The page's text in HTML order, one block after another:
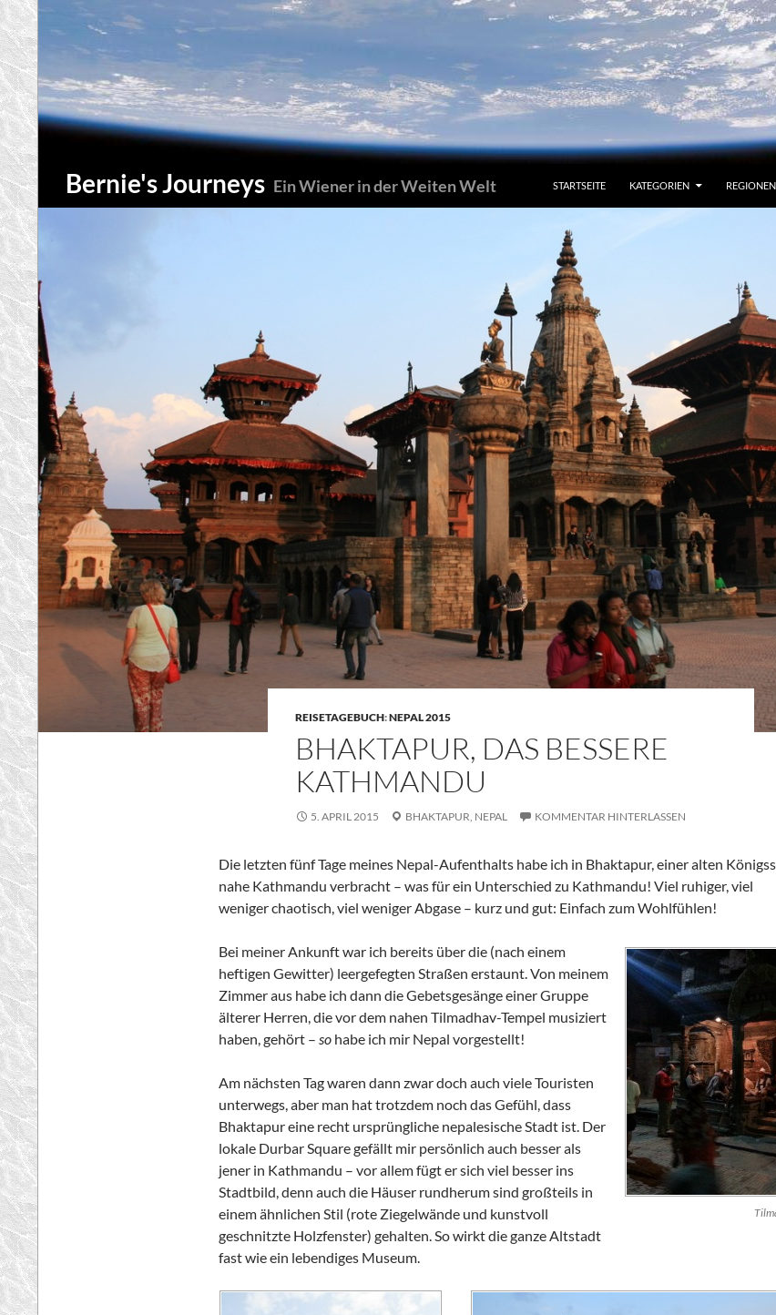
Zum
Inhalt
springen
Bernie's Journeys Ein Wiener in der Weiten Welt
Suchen
STARTSEITE KATEGORIEN REGIONEN
REISETAGEBUCH:NEPAL 2015
BHAKTAPUR, DAS BESSERE
KATHMANDU
5. APRIL 2015 BHAKTAPUR, NEPAL KOMMENTAR HINTERLASSEN
Die letzten fünf Tage meines Nepal-Aufenthalts habe ich in Bhaktapur, einer alten
nahe Kathmandu verbracht – was für ein Unterschied zu Kathmandu! Viel ruhiger, viel
weniger chaotisch, viel weniger Abgase – kurz und gut: Einfach zum Wohlfühlen!
Bei meiner Ankunft war ich bereits über die (nach einem
heftigen Gewitter) leergefegten Straßen erstaunt. Von meinem
Zimmer aus habe ich dann die Gebetsgesänge einer Gruppe
älterer Herren, die vor dem nahen Tilmadhav-Tempel musiziert
haben, gehört – so habe ich mir Nepal vorgestellt!
Am nächsten Tag waren dann zwar doch auch viele Touristen
unterwegs, aber man hat trotzdem noch das Gefühl, dass
Bhaktapur eine recht ursprüngliche nepalesische Stadt ist. Der
lokale Durbar Square gefällt mir persönlich auch besser als
jener in Kathmandu – vor allem fügt er sich viel besser ins
Stadtbild, denn auch die Häuser rundherum sind großteils in
einem ähnlichen Stil (rote Ziegelwände und kunstvoll
geschnitzte Holzfenster) gehalten. So wirkt die ganze Altstadt
fast wie ein lebendiges Museum.